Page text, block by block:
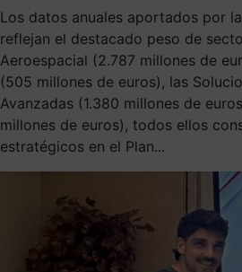
Los datos anuales aportados por
reflejan el destacado peso de
Aeroespacial (2.787 millones de
(505 millones de euros), las
Avanzadas (1.380 millones de
millones de euros), todos ellos
estratégicos en el Plan...